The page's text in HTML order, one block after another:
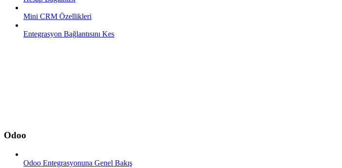
Mini CRM Özellikleri
Entegrasyon Bağlantısını Kes
Odoo
Odoo Entegrasyonuna Genel Bakış